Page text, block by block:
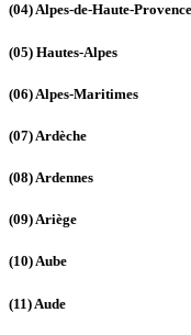
(04)Alpes-de-Haute-Provence
(05) Hautes-Alpes
(06) Alpes-Maritimes
(07) Ardèche
(08)Ardennes
(09)Ariège
(10)Aube
(11) Aude